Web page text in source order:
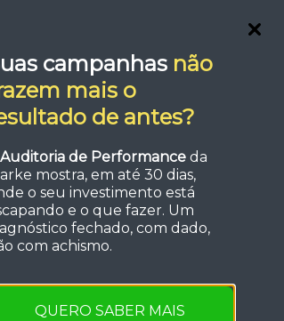
campanhas não
mais o
de antes?
Auditoria de Performance da
mostra, em até 30 dias,
o seu investimento está
e o que fazer. Um
fechado, com dado,
com achismo.
QUERO SABER MAIS
FAQ Orçamento